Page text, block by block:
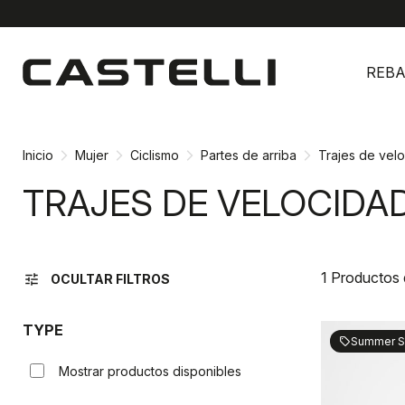
contenido
Inicio Mujer Ciclismo Partes de arriba Trajes de
TRAJES DE
tune OCULTAR FILTROS 1 Productos
TYPE
Mostrar productos disponibles
sellSummer